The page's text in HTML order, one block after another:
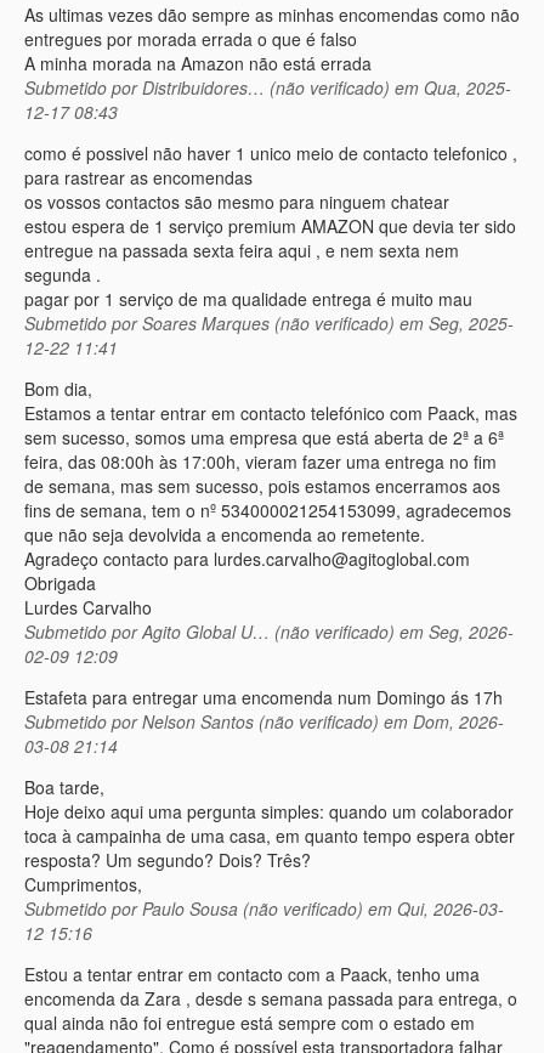
As ultimas vezes dão sempre as minhas encomendas como não
entregues por morada errada o que é falso
A minha morada na Amazon não está errada
Submetido porDistribuidores… (não verificado) em Qua, 2025-
12-17 08:43
como é possivel não haver 1 unico meio de contacto telefonico ,
para rastrear as encomendas
os vossos contactos são mesmo para ninguem chatear
estou espera de 1 serviço premium AMAZON que devia ter sido
entregue na passada sexta feira aqui , e nem sexta nem
segunda .
pagar por 1 serviço de ma qualidade entrega é muito mau
Submetido porSoares Marques (não verificado) em Seg, 2025-
12-22 11:41
Bom dia,
Estamos a tentar entrar em contacto telefónico com Paack, mas
sem sucesso, somos uma empresa que está aberta de 2ª a 6ª
feira, das 08:00h às 17:00h, vieram fazer uma entrega no fim
de semana, mas sem sucesso, pois estamos encerramos aos
fins de semana, tem o nº 534000021254153099, agradecemos
que não seja devolvida a encomenda ao remetente.
Agradeço contacto para lurdes.carvalho@agitoglobal.com
Obrigada
Lurdes Carvalho
Submetido porAgito Global U… (não verificado) em Seg, 2026-
02-09 12:09
Estafeta para entregar uma encomenda num Domingo ás 17h
Submetido porNelson Santos (não verificado) em Dom, 2026-
03-08 21:14
Boa tarde,
Hoje deixo aqui uma pergunta simples: quando um colaborador
toca à campainha de uma casa, em quanto tempo espera obter
resposta? Um segundo? Dois? Três?
Cumprimentos,
Submetido porPaulo Sousa (não verificado) em Qui, 2026-03-
12 15:16
Estou a tentar entrar em contacto com a Paack, tenho uma
encomenda da Zara , desde s semana passada para entrega, o
qual ainda não foi entregue está sempre com o estado em
"reagendamento". Como é possível esta transportadora falhar